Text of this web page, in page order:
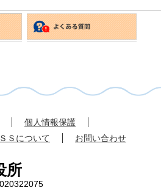
個人情報保護
Ｓについて お問い合わせ
所